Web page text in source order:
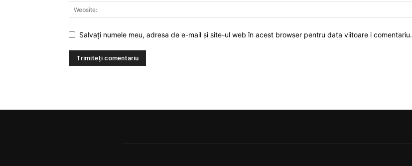
Salvați numele meu, adresa de e-mail și site-ul web în acest browser pentru data viitoare i comentariu.